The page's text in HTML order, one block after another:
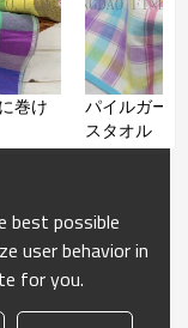
ルだから吸水性は抜群
糸くずがつきにくいで
ら乾きも早いです。
巻け
パイルガー
スタオル ギ
ェック カラ
best possible
user behavior in
for you.